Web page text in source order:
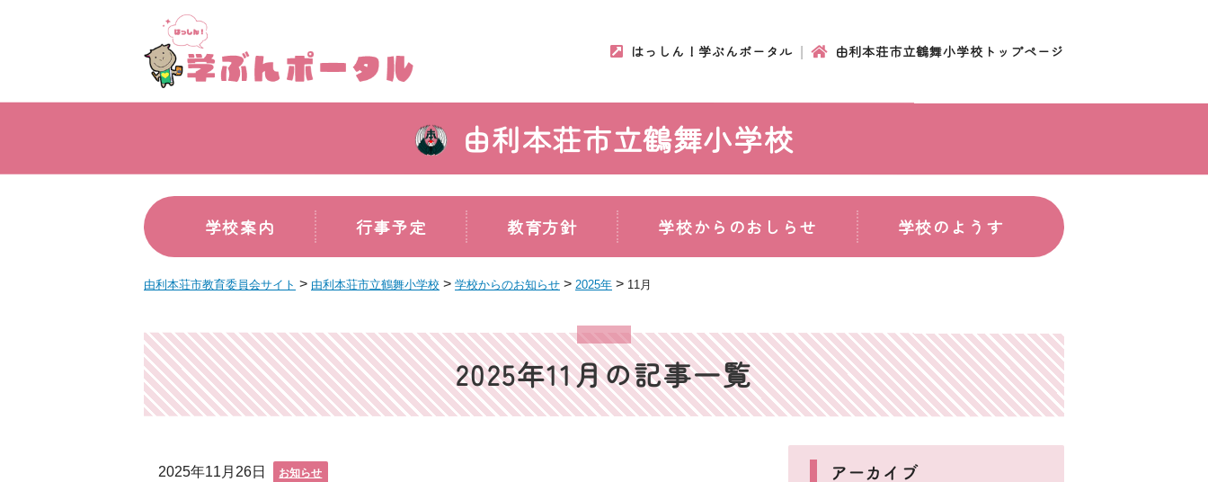
はっしん！学ぶんポータル 由利本荘市立鶴舞小学校トップページ
由利本荘市立鶴舞小学校
学校案内 行事予定 教育方針 学校からのおしらせ 学校のようす
由利本荘市教育委員会サイト > 由利本荘市立鶴舞小学校 > 学校からのお知らせ > 2025年 > 11月
2025年11月の記事一覧
2025年11月26日 お知らせ アーカイブ